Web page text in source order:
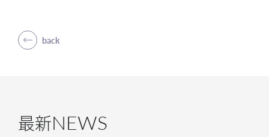
back
最新NEWS